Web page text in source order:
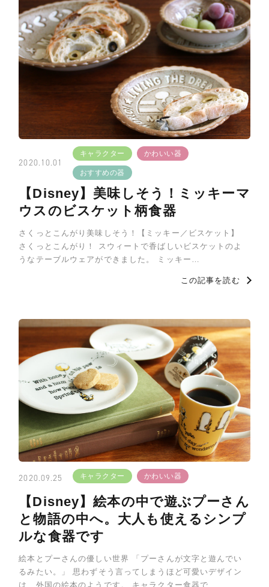
2020.10.01
キャラクター かわいい器
おすすめの器
【Disney】美味しそう！ミッキーマ
ウスのビスケット柄食器
さくっとこんがり美味しそう！【ミッキー／ビスケット】
さくっとこんがり！ スウィートで香ばしいビスケットのよ
うなテーブルウェアができました。 ミッキー…
この記事を読む
2020.09.25 キャラクター かわいい器
【Disney】絵本の中で遊ぶプーさん
と物語の中へ。大人も使えるシンプ
ルな食器です
絵本とプーさんの優しい世界 「プーさんが文字と遊んでい
るみたい。」 思わずそう言ってしまうほど可愛いデザイン
は、外国の絵本のようです。 キャラクター食器で…